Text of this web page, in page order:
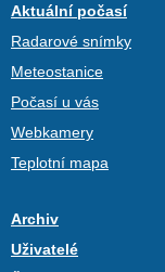
Aktuální počasí
Radarové snímky
Meteostanice
Počasí u vás
Webkamery
Teplotní mapa
Archiv
Uživatelé